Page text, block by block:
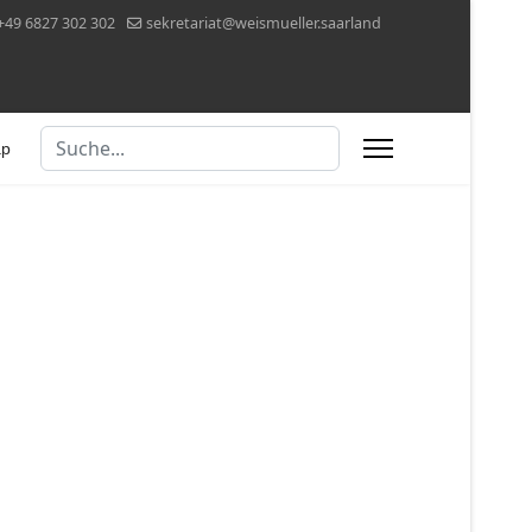
6827 302 302 sekretariat@weismueller.saarland
Suchen